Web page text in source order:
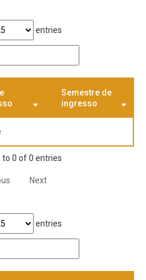
entries
Semestre de
ingresso
to 0 of 0 entries
Next
entries